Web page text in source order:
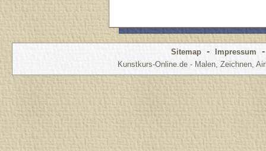
Sitemap - Impressum
Kunstkurs-Online.de - Malen, Zeichnen,